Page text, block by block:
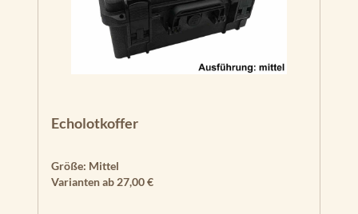
Echolotkoffer
Größe: Mittel
Varianten ab 27,00 €